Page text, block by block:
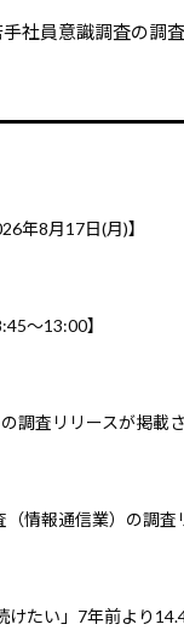
社員意識調査の調
年8月17日(月)】
～13:00】
調査リリースが掲載
情報通信業）の調査
けたい」7年前より